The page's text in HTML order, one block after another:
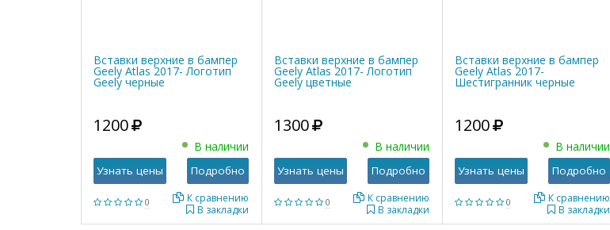
Вставки верхние в бампер
Geely Atlas 2017- Логотип
Geely черные
0
1200
В наличии
В закладки
К сравнению
Узнать цены Подробно
Вставки верхние в бампер
Geely Atlas 2017- Логотип
Geely цветные
0
1300
В наличии
В закладки
К сравнению
Узнать цены Подробно
Вставки верхние в бампер
Geely Atlas 2017-
Шестигранник черные
0
1200
В наличии
В закладки
К сравнению
Узнать цены Подробно